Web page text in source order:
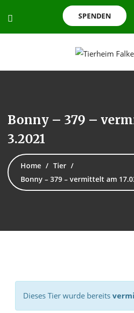
SPENDEN
Bonny – 379 –
3.2021
Home
Tier
Bonny – 379 – vermittelt am
Dieses Tier wurde bereits